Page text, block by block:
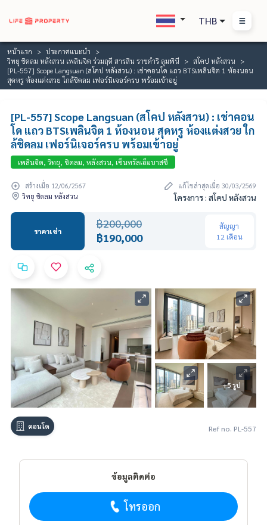
THB
หน้าแรก
ประกาศแนะนำ
วิทยุ ชิดลม หลังสวน เพลินจิต ร่วมฤดี สารสิน ราชดำริ ลุมพินี
สโคป หลังสวน
[PL-557] Scope Langsuan (สโคป หลังสวน) : เช่าคอนโด แถว BTSเพลินจิต 1 ห้องนอน
สุดหรู ห้องแต่งสวย ใกล้ชิดลม เฟอร์นิเจอร์ครบ พร้อมเข้าอยู่
[PL-557] Scope Langsuan (สโคป หลังสวน) : เช่าคอน
โด แถว BTSเพลินจิต 1 ห้องนอน สุดหรู ห้องแต่งสวย ใก
ล้ชิดลม เฟอร์นิเจอร์ครบ พร้อมเข้าอยู่
เพลินจิต, วิทยุ, ชิดลม, หลังสวน, เซ็นทรัลเอ็มบาสซี
สร้างเมื่อ 12/06/2567
แก้ไขล่าสุดเมื่อ 30/03/2569
วิทยุ ชิดลม หลังสวน
โครงการ : สโคป หลังสวน
ราคาเช่า
฿200,000
฿190,000
สัญญา
12 เดือน
+5 รูป
คอนโด Ref no. PL-557
ข้อมูลติดต่อ
โทรออก